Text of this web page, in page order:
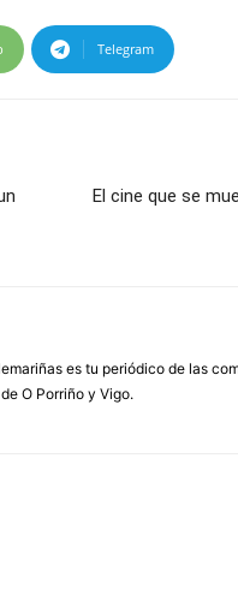
Telegram
El cine que se
es tu periódico de las
O Porriño y Vigo.